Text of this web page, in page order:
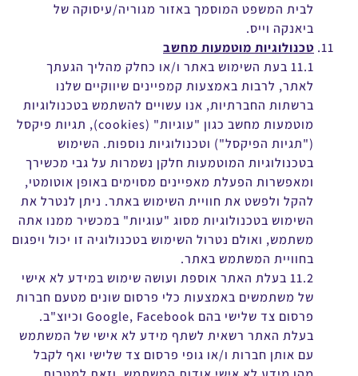
לבית המשפט המוסמך באזור מגוריה/עיסוקה של
ביאנקה וייס.
טכנולוגיות מוטמעות מחשב
11.1 בעת השימוש באתר ו/או כחלק מהליך הגעתך
לאתר, לרבות באמצעות קמפיינים שיווקיים שלנו
ברשתות החברתיות, אנו עשויים להשתמש בטכנולוגיות
מוטמעות מחשב כגון "עוגיות" (cookies), תגיות פיקסל
("תגיות הפיקסל") וטכנולוגיות נוספות. השימוש
בטכנולוגיות המוטמעות חלקן נשמרות על גבי מכשירך
ומאפשרות הפעלת מאפיינים מסוימים באופן אוטומטי,
להקל ולפשט את חוויית השימוש באתר. ניתן לנטרל את
השימוש בטכנולוגיות מסוג "עוגיות" במכשיר ממנו אתה
משתמש, ואולם נטרול השימוש בטכנולוגיה זו יכול ויפגום
בחוויית המשתמש באתר.
11.2 בעלת האתר אוספת ועושה שימוש במידע לא אישי
של משתמשים באמצעות כלי פרסום שונים מטעם חברות
פרסום צד שלישי בהם Google, Facebook וכיוצ"ב.
בעלת האתר רשאית לשתף מידע לא אישי של המשתמש
עם אותן חברות ו/או גופי פרסום צד שלישי ואף לקבל